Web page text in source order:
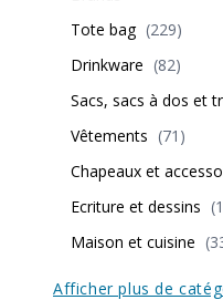
Tote bag (229)
Drinkware (82)
Sacs, sacs à dos et
Vêtements (71 )
Chapeaux et
Ecriture et dessins (
Maison et cuisine (
Afficher plus de